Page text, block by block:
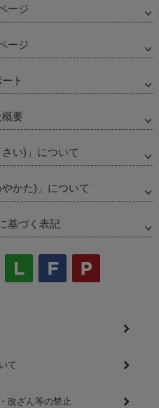
ージ
ージ
ト
要
い)」について
かた)」について
基づく表記
て
改ざん等の禁止